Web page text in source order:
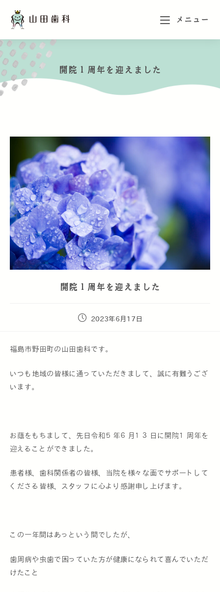
メニュー
開院１周年を迎えました
開院１周年を迎えました
2023年6月17日
福島市野田町の山田歯科です。
いつも地域の皆様に通っていただきまして、誠に有難うござ
います。
お蔭をもちまして、先日令和５年６月１３日に開院１周年を
迎えることができました。
患者様、歯科関係者の皆様、当院を様々な面でサポートして
くださる皆様、スタッフに心より感謝申し上げます。
この一年間はあっという間でしたが、
歯周病や虫歯で困っていた方が健康になられて喜んでいただ
けたこと